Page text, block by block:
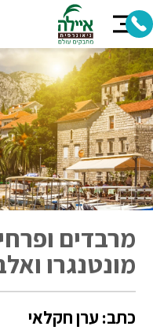
מרבדים
מונטנגרו
כתב: ערן חקלאי